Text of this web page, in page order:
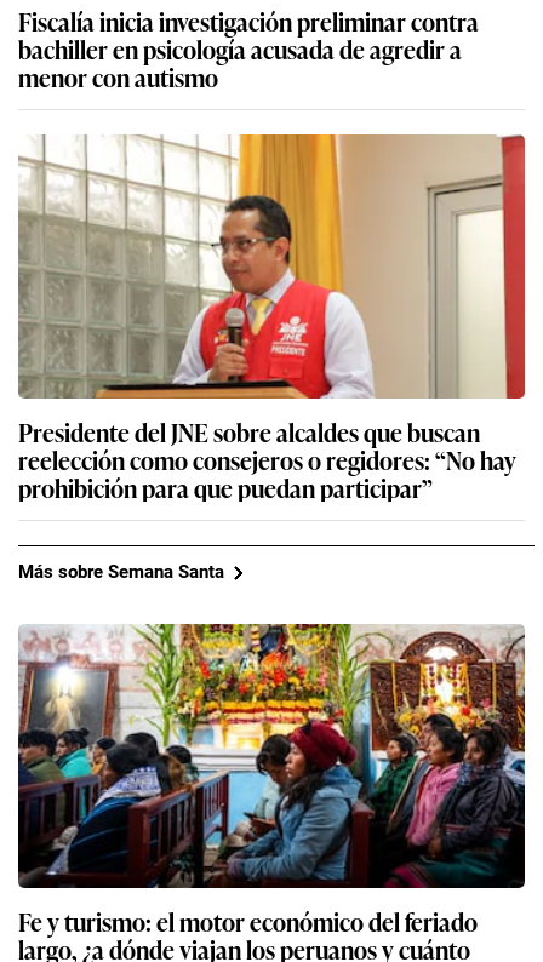
Fiscalía inicia investigación preliminar contra
bachiller en psicología acusada de agredir a
menor con autismo
Presidente del JNE sobre alcaldes que buscan
reelección como consejeros o regidores: “No hay
prohibición para que puedan participar”
Más sobre Semana Santa
Fe y turismo: el motor económico del feriado
largo, ¿a dónde viajan los peruanos y cuánto